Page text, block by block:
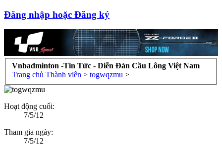
Đăng nhập hoặc Đăng ký
Vnbadminton -Tin Tức - Diễn Đàn Cầu Lông Việt Nam
Trang chủ Thành viên > togwqzmu >
Hoạt động cuối:
7/5/12
Tham gia ngày:
7/5/12